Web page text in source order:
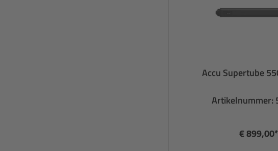
Accu Supertube
Artikelnummer:
€ 899,00*